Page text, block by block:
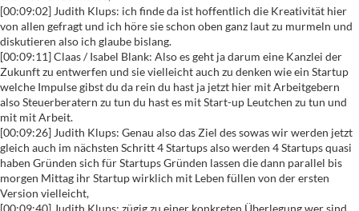
[00:09:02] Judith Klups: ich finde da ist hoffentlich die Kreativität hier
von allen gefragt und ich höre sie schon oben ganz laut zu murmeln und
diskutieren also ich glaube bislang.
[00:09:11] Claas / Isabel Blank: Also es geht ja darum eine Kanzlei der
Zukunft zu entwerfen und sie vielleicht auch zu denken wie ein Startup
welche Impulse gibst du da rein du hast ja jetzt hier mit Arbeitgebern
also Steuerberatern zu tun du hast es mit Start-up Leutchen zu tun und
mit mit Arbeit.
[00:09:26] Judith Klups: Genau also das Ziel des sowas wir werden jetzt
gleich auch im nächsten Schritt 4 Startups also werden 4 Startups quasi
haben Gründen sich für Startups Gründen lassen die dann parallel bis
morgen Mittag ihr Startup wirklich mit Leben füllen von der ersten
Version vielleicht,
[00:09:40] Judith Klups: zügig zu einer konkreten Überlegung wer sind